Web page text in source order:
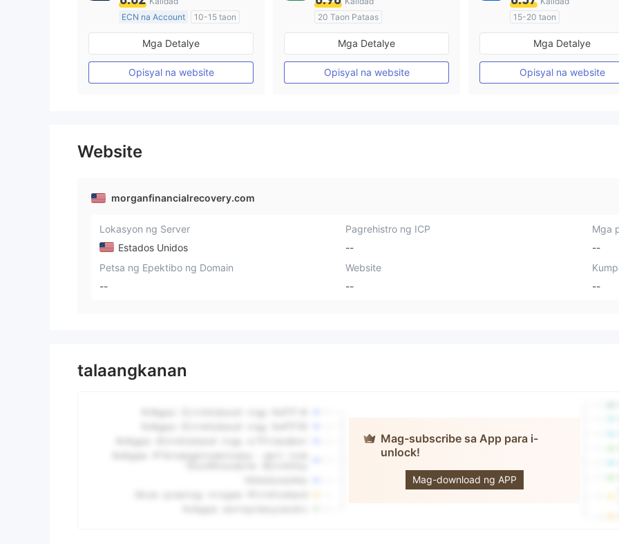
ECN na Account
10-15 taon
Kinokontrol sa Australia
Paggawa ng Market (MM)
Pangunahing label na MT4
Mga Detalye
Opisyal na website
20 Taon Pataas
Kinokontrol sa Australia
Paggawa ng Market (MM)
cTrader
Mga Detalye
Opisyal na website
15-20 taon
Kinokontrol sa Australia
Paggawa ng Market (MM)
Pansariling pagsasaliksik
Mga Detalye
Opisyal na website
Website
morganfinancialrecovery.com
Lokasyon ng Server
Estados Unidos
Pagrehistro ng ICP
--
Mga
--
Petsa ng Epektibo ng Domain
--
Website
--
--
talaangkanan
Mag-subscribe sa App para i-
unlock!
Mag-download ng APP
Morgan
Recovery